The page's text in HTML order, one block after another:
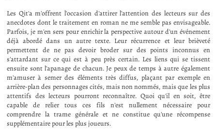
Les Qit'a m'offrent l'occasion d'attirer l'attention des lecteurs sur des
anecdotes dont le traitement en roman ne me semble pas envisageable.
Parfois, je m'en sers pour enrichir la perspective autour d'un événement
déjà abordé dans un autre texte. Leur récurrence et leur brièveté
permettent de ne pas devoir broder sur des points inconnus en
s'attardant sur ce qui est à peu près certain. Les liens qui se tissent
ensuite sont l'apanage de chacun. Je peux de temps à autre également
m'amuser à semer des éléments très diffus, plaçant par exemple en
arrière-plan des personnages cités, mais non nommés, mais que les plus
attentifs des lecteurs pourront reconnaître. Quoi qu'il en soit, être
capable de relier tous ces fils n'est nullement nécessaire pour
comprendre la trame générale et ne constitue qu'une récompense
supplémentaire pour les plus joueurs.